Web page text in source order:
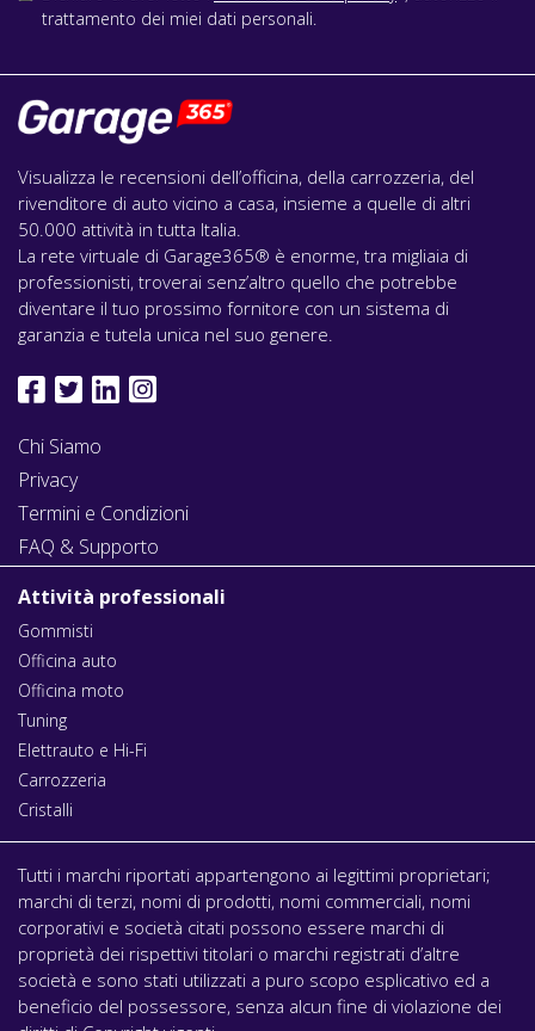
trattamento dei miei dati personali.
Visualizza le recensioni dell’officina, della carrozzeria, del
rivenditore di auto vicino a casa, insieme a quelle di altri
50.000 attività in tutta Italia.
La rete virtuale di Garage365® è enorme, tra migliaia di
professionisti, troverai senz’altro quello che potrebbe
diventare il tuo prossimo fornitore con un sistema di
garanzia e tutela unica nel suo genere.
Chi Siamo
Privacy
Termini e Condizioni
FAQ & Supporto
Attività professionali
Gommisti
Officina auto
Officina moto
Tuning
Elettrauto e Hi-Fi
Carrozzeria
Cristalli
Tutti i marchi riportati appartengono ai legittimi proprietari;
marchi di terzi, nomi di prodotti, nomi commerciali, nomi
corporativi e società citati possono essere marchi di
proprietà dei rispettivi titolari o marchi registrati d’altre
società e sono stati utilizzati a puro scopo esplicativo ed a
beneficio del possessore, senza alcun fine di violazione dei